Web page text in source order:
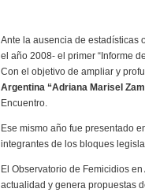
Ante la ausencia de estadísticas
el año 2008- el primer “Informe
Con el objetivo de ampliar y
Argentina “Adriana Marisel
Encuentro.
Ese mismo año fue presentado
integrantes de los bloques
El Observatorio de Femicidios
actualidad y genera propuestas